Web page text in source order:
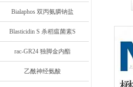
Bialaphos 双丙氨膦钠盐
Blasticidin S 杀稻瘟菌素S
rac-GR24 独脚金内酯
乙酰神经氨酸